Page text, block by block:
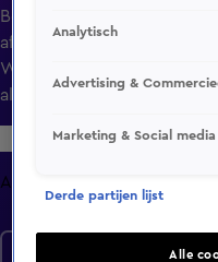
Bekijk aflevering 26 van
aflevering is uitgezonden
Woontrends is een
alle leeftijden
Afleveringen
Analytisch
Advertising &
Marketing & Social media
Derde partijen lijst
Alle